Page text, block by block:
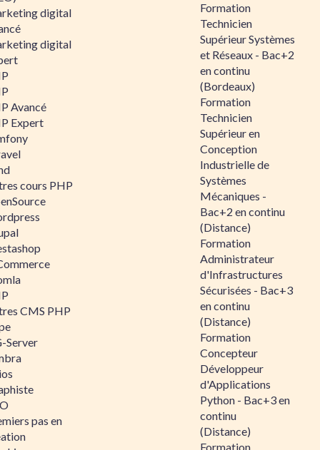
digital
digital
Avancé
Expert
cours PHP
CMS PHP
Server
pas en
Formation
Technicien
Supérieur Systèmes
et Réseaux - Bac+2
en continu
(Bordeaux)
Formation
Technicien
Supérieur en
Conception
Industrielle de
Systèmes
Mécaniques -
Bac+2 en continu
(Distance)
Formation
Administrateur
d'Infrastructures
Sécurisées - Bac+3
en continu
(Distance)
Formation
Concepteur
Développeur
d'Applications
Python - Bac+3 en
continu
(Distance)
Formation